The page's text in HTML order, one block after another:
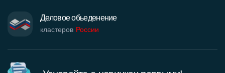
Деловое обьеденение
кластеров России